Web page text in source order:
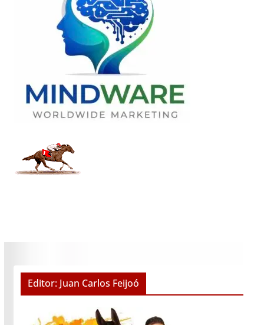
Editor: Juan Carlos Feijoó